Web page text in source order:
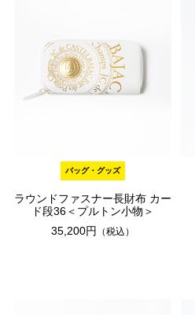
バッグ・グッズ
ラウンドファスナー長財布 カー
ド段36＜プルトン小物＞
35,200円
（税込）